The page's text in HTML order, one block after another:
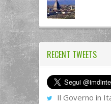
RECENT TWEETS
Il Governo in